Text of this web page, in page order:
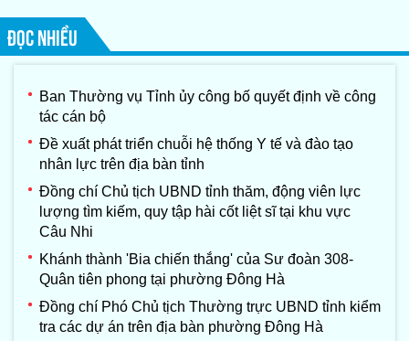
ĐỌC NHIỀU
Ban Thường vụ Tỉnh ủy công bố quyết định về công
tác cán bộ
Đề xuất phát triển chuỗi hệ thống Y tế và đào tạo
nhân lực trên địa bàn tỉnh
Đồng chí Chủ tịch UBND tỉnh thăm, động viên lực
lượng tìm kiếm, quy tập hài cốt liệt sĩ tại khu vực
Câu Nhi
Khánh thành 'Bia chiến thắng' của Sư đoàn 308-
Quân tiên phong tại phường Đông Hà
Đồng chí Phó Chủ tịch Thường trực UBND tỉnh kiểm
tra các dự án trên địa bàn phường Đông Hà